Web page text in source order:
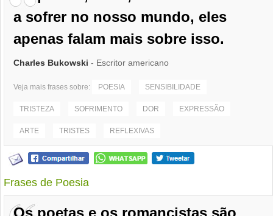
a sofrer no nosso mundo, eles
apenas falam mais sobre isso.
Charles Bukowski - Escritor americano
Veja mais frases sobre: POESIA SENSIBILIDADE
TRISTEZA SOFRIMENTO DOR EXPRESSÃO
ARTE TRISTES REFLEXIVAS
Frases de Poesia
Os poetas e os romancistas são